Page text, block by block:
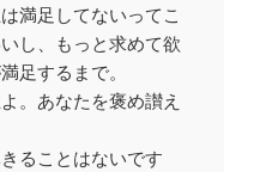
満足してないってこ
し、もっと求めて欲
足するまで。
。あなたを褒め讃え
ることはないです